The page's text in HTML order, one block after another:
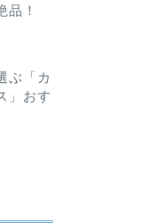
品！
ぶ「カ
」おす